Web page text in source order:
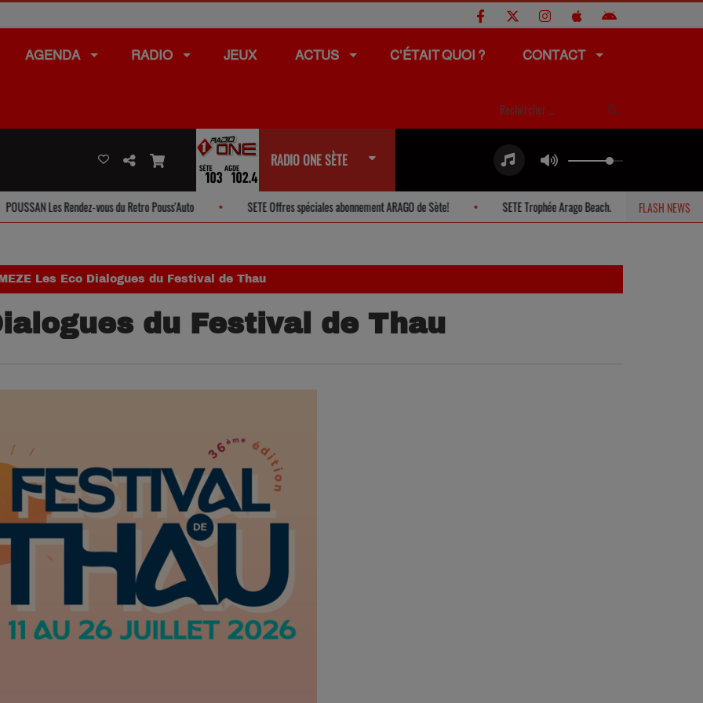
AGENDA RADIO JEUX ACTUS C'ÉTAIT QUOI ? CONTACT
RADIO ONE SÈTE
FLASH NEWS
Rendez-vous du Retro Pouss'Auto SETE Offres spéciales abonnement ARAGO de Sète! SETE Trophée Arago Beach. PIGNAN La Fête
Les Eco Dialogues du Festival de Thau
du Festival de Thau